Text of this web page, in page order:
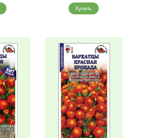
Купить